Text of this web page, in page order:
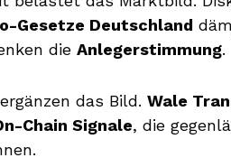
Gesetze Deutschland
die Anlegerstimmung.
das Bild. Wale
Chain Signale, die